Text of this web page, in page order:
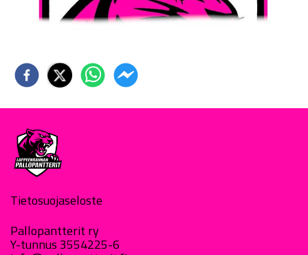
Tietosuojaseloste
Pallopantterit ry
Y-tunnus 3554225-6